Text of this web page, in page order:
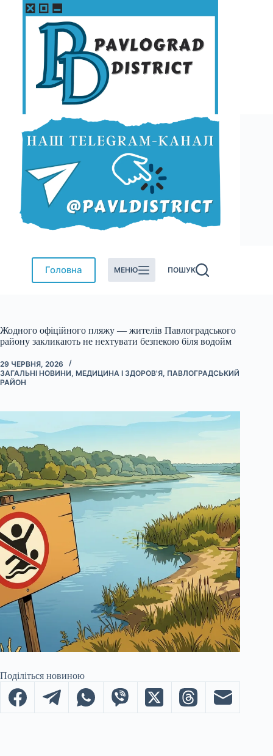
Перейти
Головна МЕНЮ ПОШУК
Жодного офіційного пляжу — жителів Павлоградського
району закликають не нехтувати безпекою біля водойм
29 ЧЕРВНЯ, 2026
ЗАГАЛЬНІ НОВИНИ, МЕДИЦИНА І ЗДОРОВ'Я, ПАВЛОГРАДСЬКИЙ
РАЙОН
Поділіться новиною